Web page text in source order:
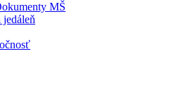
MŠ
jedáleň